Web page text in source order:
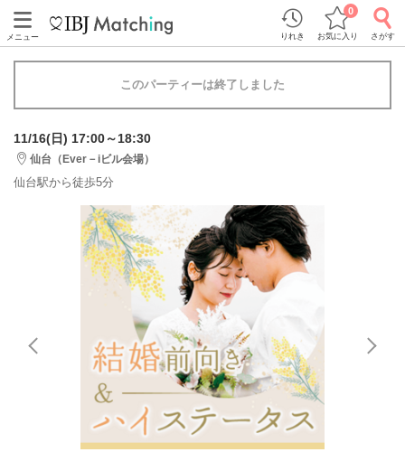
メニュー りれき お気に入り
0
さがす
このパーティーは終了しました
11/16(日) 17:00～18:30
仙台（Ever－iビル会場）
仙台駅から徒歩5分